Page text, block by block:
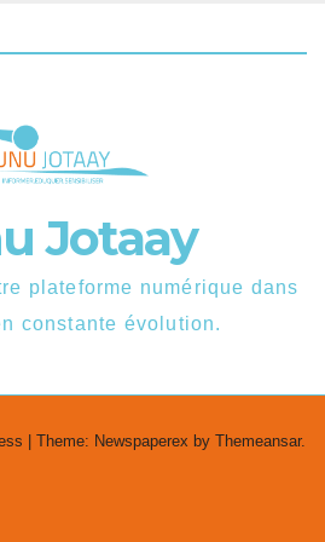
Jotaay
plateforme numérique dans
constante évolution.
Theme: Newspaperex by Themeansar.